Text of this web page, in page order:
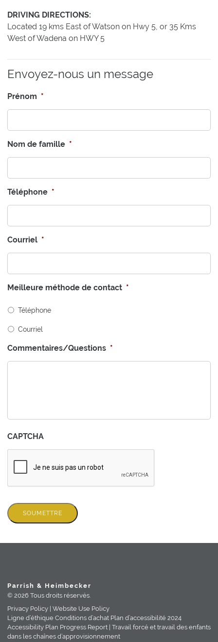
DRIVING DIRECTIONS:
Located 19 kms East of Watson on Hwy 5, or 35 Kms
West of Wadena on HWY 5
Envoyez-nous un message
Prénom *
Nom de famille *
Téléphone *
Courriel *
Meilleure méthode de contact *
Téléphone
Courriel
Commentaires/Questions *
CAPTCHA
SOUMETTRE
Parrish & Heimbecker
© 2026 Tous droits réservés.
Privacy Policy | Website Use Policy
Ligne d’éthique Conditions d’achat Plan d’accessibilité 2024
Accessibility Plan Progress Report | Travail forcé et travail des enfants
dans les chaînes d’approvisionnement